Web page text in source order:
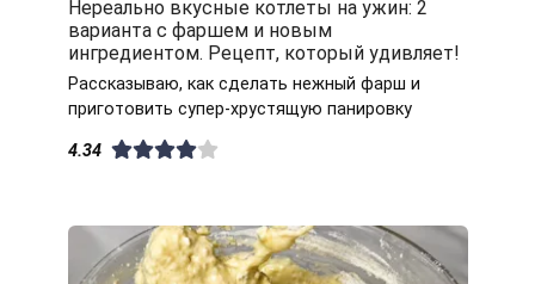
Нереально вкусные котлеты на ужин: 2
варианта с фаршем и новым
ингредиентом. Рецепт, который удивляет!
Рассказываю, как сделать нежный фарш и
приготовить супер-хрустящую панировку
4.34